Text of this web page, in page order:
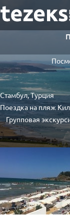
Стамбул, Турция
Поездка на пляж
Групповая